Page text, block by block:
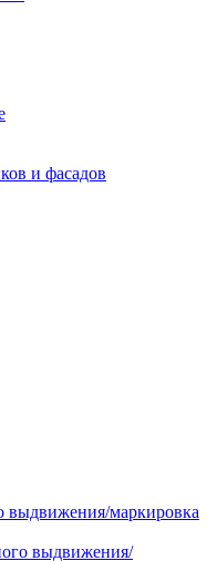
и фасадов
маркировка
выдвижения/